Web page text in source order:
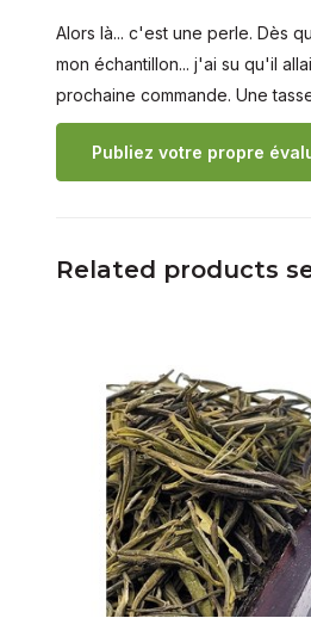
Alors là... c'est une perle. Dès
mon échantillon... j'ai su qu'il
prochaine commande. Une
Publiez votre propre
Related products